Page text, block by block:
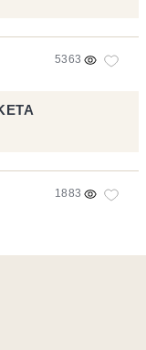
5363
1883